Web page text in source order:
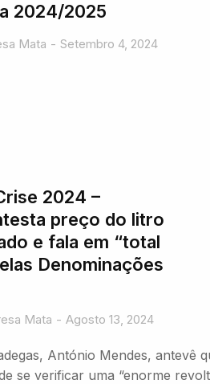
2024/2025
Mata Setembro 4, 2024
2024 –
preço do litro
e fala em “total
Denominações
Mata Agosto 13, 2024
António Mendes, antevê
se verificar uma “enorme